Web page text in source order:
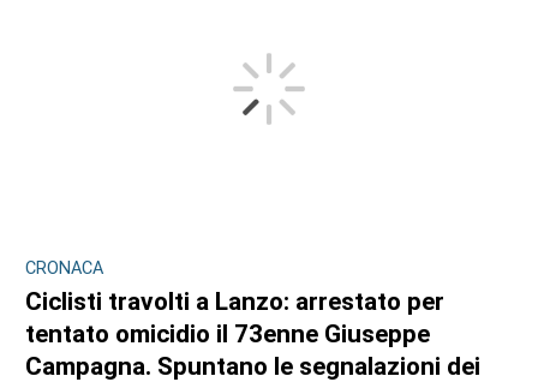
CRONACA
Ciclisti travolti a Lanzo: arrestato per
tentato omicidio il 73enne Giuseppe
Campagna. Spuntano le segnalazioni dei